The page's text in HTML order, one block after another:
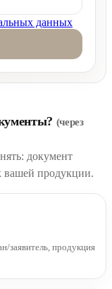
данных
(через
документ
вашей продукции.
заявитель, продукция